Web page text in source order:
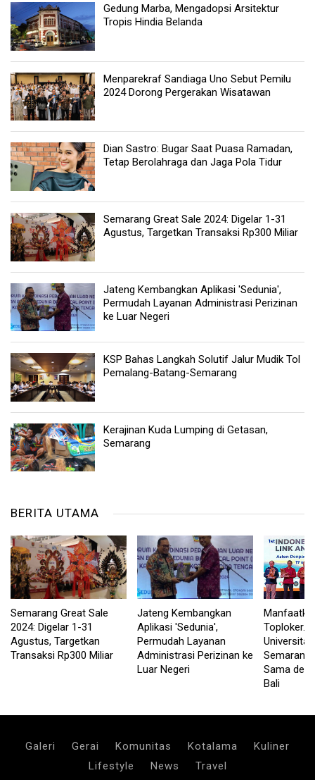
Gedung Marba, Mengadopsi Arsitektur
Tropis Hindia Belanda
Menparekraf Sandiaga Uno Sebut Pemilu
2024 Dorong Pergerakan Wisatawan
Dian Sastro: Bugar Saat Puasa Ramadan,
Tetap Berolahraga dan Jaga Pola Tidur
Semarang Great Sale 2024: Digelar 1-31
Agustus, Targetkan Transaksi Rp300 Miliar
Jateng Kembangkan Aplikasi 'Sedunia',
Permudah Layanan Administrasi Perizinan
ke Luar Negeri
KSP Bahas Langkah Solutif Jalur Mudik Tol
Pemalang-Batang-Semarang
Kerajinan Kuda Lumping di Getasan,
Semarang
BERITA UTAMA
Semarang Great Sale
2024: Digelar 1-31
Agustus, Targetkan
Transaksi Rp300 Miliar
Jateng Kembangkan
Aplikasi 'Sedunia',
Permudah Layanan
Administrasi Perizinan ke
Luar Negeri
Semarang
Sama
Bali
Galeri Gerai Komunitas Kotalama
Kuliner
Lifestyle
News Travel